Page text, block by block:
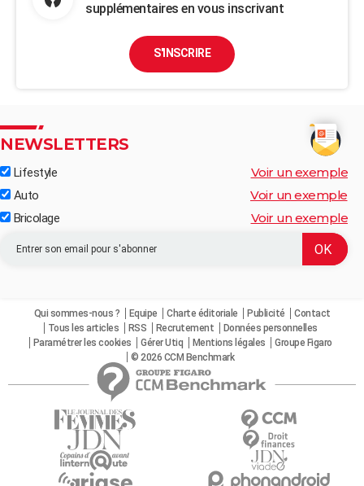
supplémentaires en vous inscrivant
S'INSCRIRE
NEWSLETTERS
Lifestyle Voir un exemple
Auto Voir un exemple
Bricolage Voir un exemple
Qui sommes-nous ? Equipe Charte éditoriale Publicité
Contact
Tous les articles
RSS Recrutement
Données personnelles
Paramétrer les cookies
Gérer Utiq Mentions légales
Groupe Figaro
© 2026 CCM Benchmark